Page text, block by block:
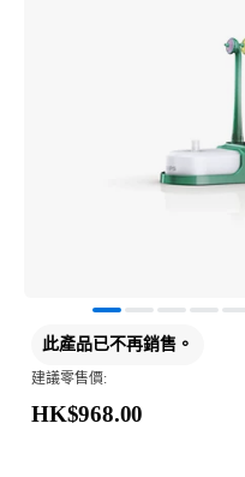
此產品已不再銷售。
建議零售價:
HK$968.00